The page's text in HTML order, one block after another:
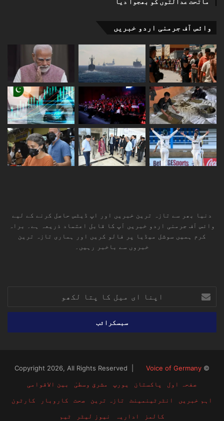
وائس آف جرمنی اردو خبریں
دنیا بھر سے تازہ ترین خبریں اور اپ ڈیٹس حاصل کرنے کے لیے
وائس آف جرمنی اردو خبریں آپ کا قابل اعتماد ذریعہ ہے۔ براہ
کرم ہمیں سوشل میڈیا پر فالو کریں اور ہماری تازہ ترین
خبروں سے باخبر رہیں۔
ای
میل
پتا
© Copyright 2026, All Rights Reserved |
Voice of Germany
صفحہ اول
پاکستان یورپ مشرق وسطیٰ
بین الاقوامی
اہم خبریں
انٹرٹینمینٹ تازہ ترین صحت کاروبار
کارٹون
کالمز
اداریہ نیوز لیٹر ٹیم